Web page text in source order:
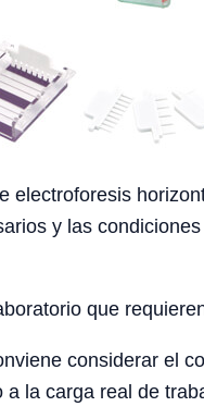
electroforesis
y las
que
considerar el
la carga real de